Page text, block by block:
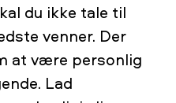
du ikke tale til
venner. Der
at være personlig
Lad